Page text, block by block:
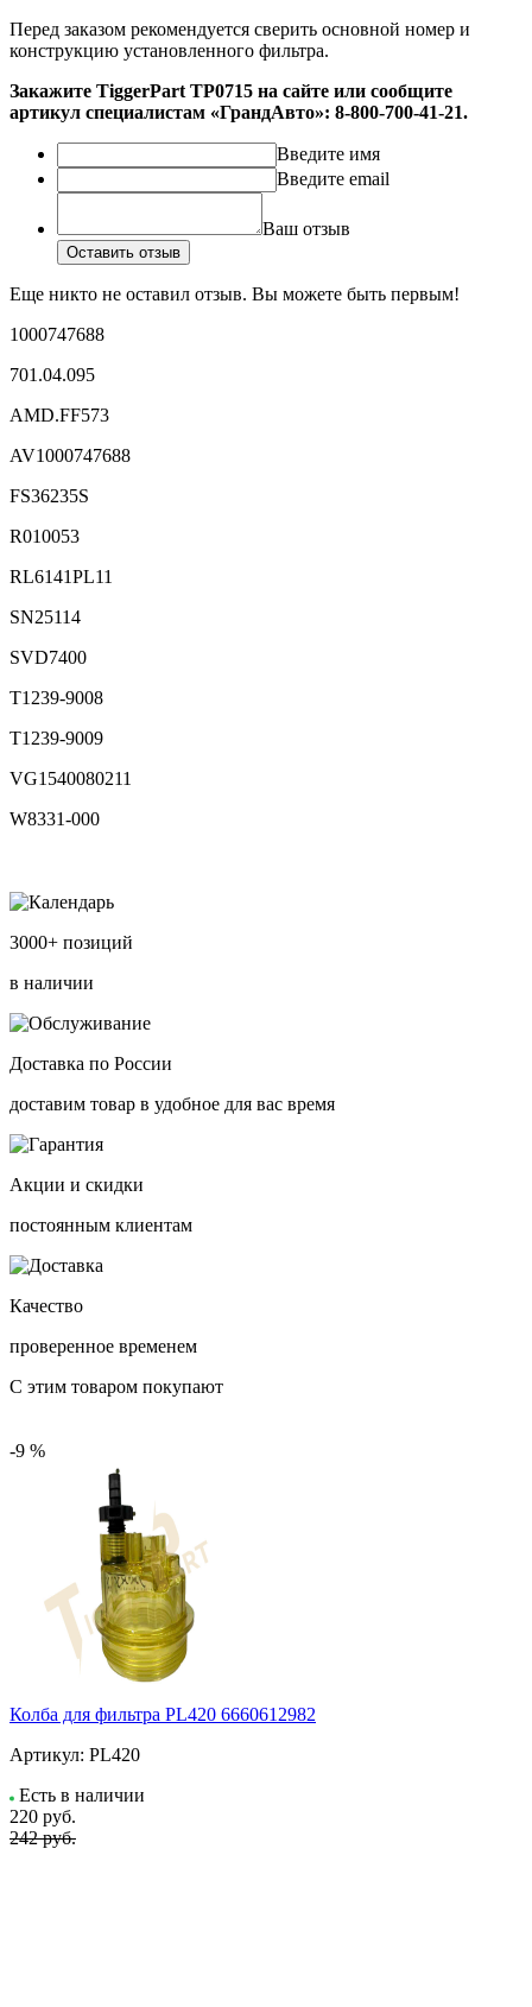
Перед заказом рекомендуется сверить основной номер и
конструкцию установленного фильтра.
Закажите TiggerPart TP0715 на сайте или сообщите
артикул специалистам «ГрандАвто»: 8-800-700-41-21.
Введите имя
Введите email
Ваш отзыв
Оставить отзыв
Еще никто не оставил отзыв. Вы можете быть первым!
1000747688
701.04.095
AMD.FF573
AV1000747688
FS36235S
R010053
RL6141PL11
SN25114
SVD7400
T1239-9008
T1239-9009
VG1540080211
W8331-000
3000+ позиций
в наличии
Доставка по России
доставим товар в удобное для вас время
Акции и скидки
постоянным клиентам
Качество
проверенное временем
С этим товаром покупают
-9 %
Колба для фильтра PL420 6660612982
Артикул: PL420
Есть в наличии
220 руб.
242 руб.